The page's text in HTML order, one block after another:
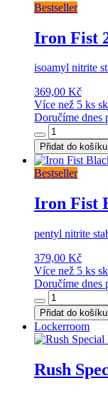
Bestseller
Iron Fist
isoamyl nitrite
369,00 Kč
Více než 5 ks
Doručíme dnes
Přidat do košíku
Bestseller
Iron Fist
pentyl nitrite
379,00 Kč
Více než 5 ks
Doručíme dnes
Přidat do košíku
Lockerroom
Rush